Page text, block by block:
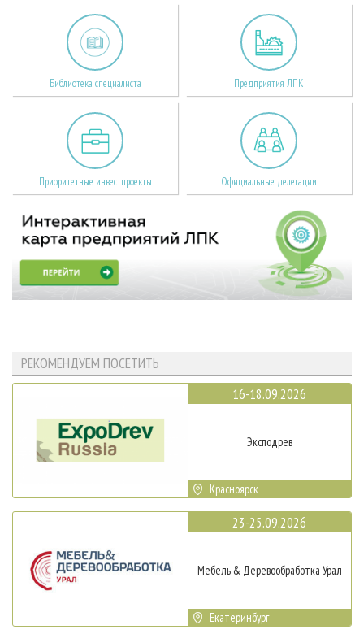
Библиотека специалиста Предприятия ЛПК
Приоритетные инвестпроекты Официальные делегации
РЕКОМЕНДУЕМ ПОСЕТИТЬ
16-18.09.2026
Эксподрев
Красноярск
23-25.09.2026
Мебель & Деревообработка Урал
Екатеринбург